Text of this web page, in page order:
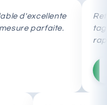
parfaite.
Rete in
taglio su
rapida.